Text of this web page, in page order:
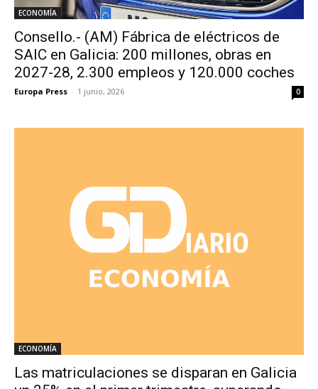
ECONOMÍA
Consello.- (AM) Fábrica de eléctricos de
SAIC en Galicia: 200 millones, obras en
2027-28, 2.300 empleos y 120.000 coches
Europa Press - 1 junio, 2026 0
ECONOMÍA
Las matriculaciones se disparan en Galicia